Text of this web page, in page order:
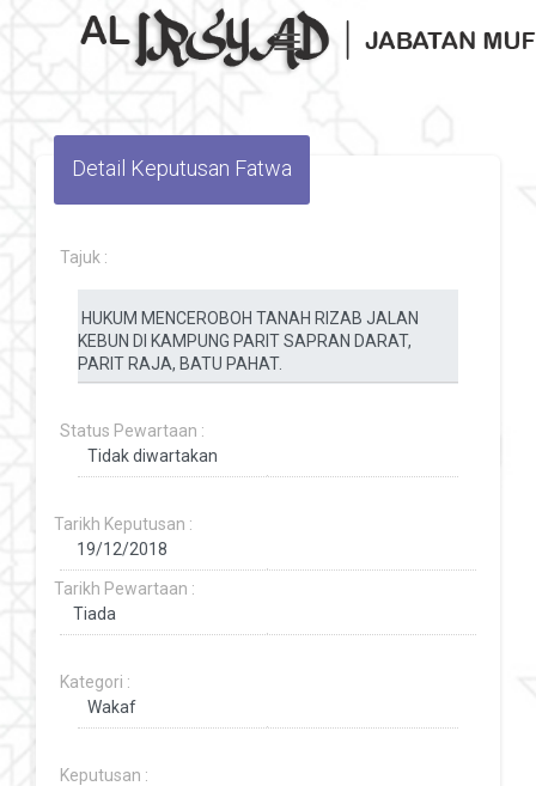
Toggle navigation
Detail Keputusan Fatwa
Tajuk :
Status Pewartaan :
Tarikh Keputusan :
Tarikh Pewartaan :
Kategori :
Keputusan :